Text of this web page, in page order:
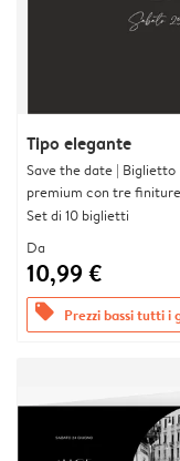
Tipo elegante
Save the date | Biglietto
premium con tre
Set di 10 biglietti
Da
10,99 €
offers Prezzi bassi tutti i